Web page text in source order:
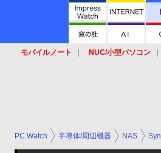
モバイルノート NUC/小型パソコン
PC Watch 半導体/周辺機器 NAS